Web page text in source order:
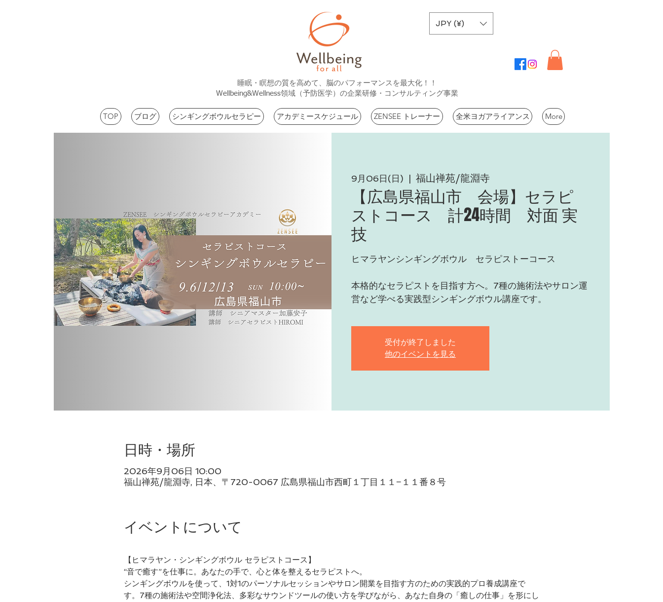
JPY (¥)
睡眠・瞑想の質を高めて、脳のパフォーマンスを最大化！！
Wellbeing&Wellness領域（予防医学）の企業研修・コンサルティング事業
TOP ブログ シンギングボウルセラピー アカデミースケジュール ZENSEE トレーナー 全米ヨガアライアンス More
9月06日(日) 福山禅苑/龍淵寺
【広島県福山市 会場】セラピ
ストコース 計24時間 対面 実
技
ヒマラヤンシンギングボウル セラピストーコース
本格的なセラピストを目指す方へ。7種の施術法やサロン運
営など学べる実践型シンギングボウル講座です。
受付が終了しました
他のイベントを見る
日時・場所
2026年9月06日 10:00
福山禅苑/龍淵寺, 日本、〒720-0067 広島県福山市西町１丁目１１−１１番８号
イベントについて
【ヒマラヤン・シンギングボウル セラピストコース】
“音で癒す”を仕事に。あなたの手で、心と体を整えるセラピストへ。
シンギングボウルを使って、1対1のパーソナルセッションやサロン開業を目指す方のための実践的プロ養成講座で
す。7種の施術法や空間浄化法、多彩なサウンドツールの使い方を学びながら、あなた自身の「癒しの仕事」を形にし